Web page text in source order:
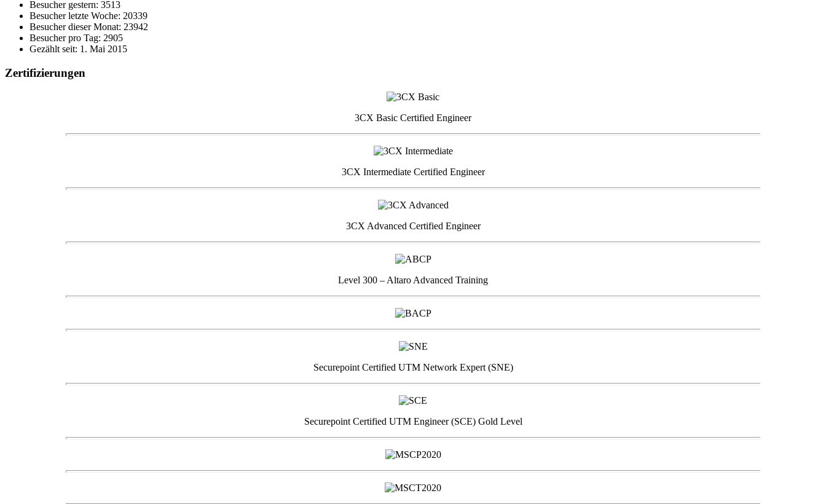
Besucher gestern: 3513
Besucher letzte Woche: 20339
Besucher dieser Monat: 23942
Besucher pro Tag: 2905
Gezählt seit: 1. Mai 2015
Zertifizierungen
3CX Basic Certified Engineer
3CX Intermediate Certified Engineer
3CX Advanced Certified Engineer
Level 300 – Altaro Advanced Training
Securepoint Certified UTM Network Expert (SNE)
Securepoint Certified UTM Engineer (SCE) Gold Level